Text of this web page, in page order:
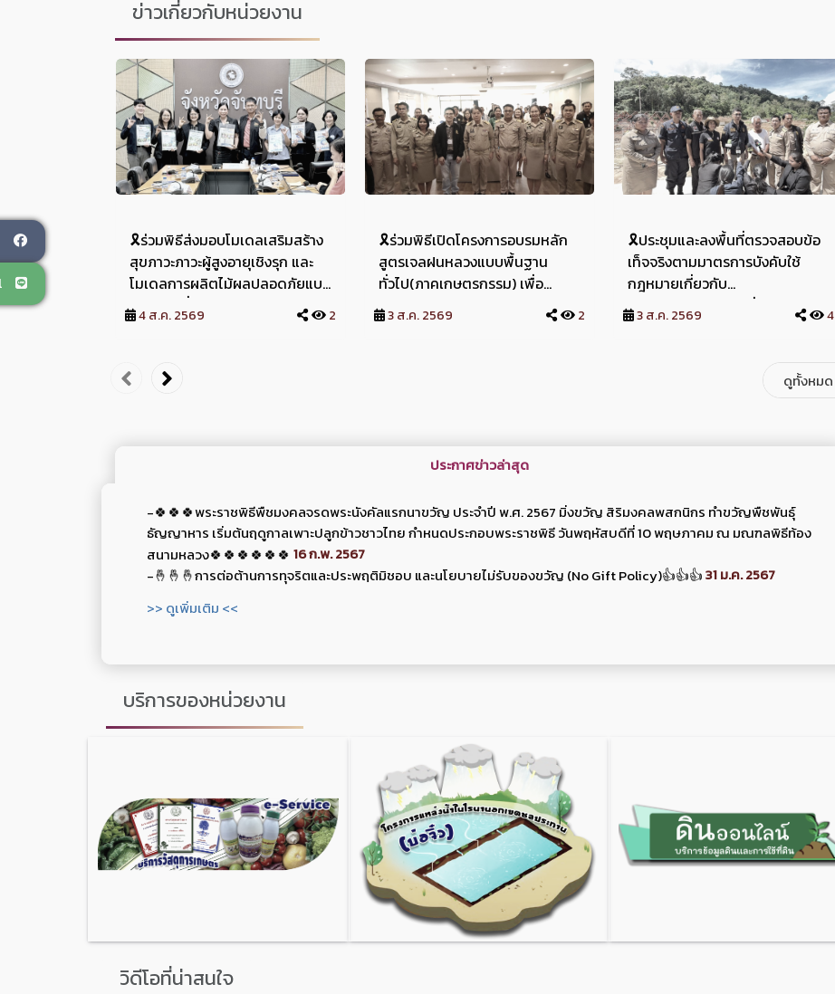
ข่าวเกี่ยวกับหน่วยงาน
🎗️ร่วมพิธีส่งมอบโมเดลเสริมสร้าง
สุขภาวะภาวะผู้สูงอายุเชิงรุก และ
โมเดลการผลิตไม้ผลปลอดภัยแบบ
ทดสอบเพื่อการบริโภคและจำหน่าย
อย่างยั่งยืนแก่ภาคียุทธศาสตร์เพื่อ
วันอังคารที่ 4 สิงหาคม 2569
4 ส.ค. 2569 2
🎗️ร่วมพิธีเปิดโครงการอบรมหลัก
สูตรเจลฝนหลวงแบบพื้นฐาน
ทั่วไป(ภาคเกษตรกรรม) เพื่อ
สนับสนุนการพัฒนาจังหวัดจันทบุรี
🎗️วันจันทร์ที่ ๓ สิงหาคม
3 ส.ค. 2569 2
🎗️ประชุมและลงพื้นที่ตรวจสอบข้อ
เท็จจริงตามมาตรการบังคับใช้
กฎหมายเกี่ยวกับ
ทรัพยากรธรรมชาติ สิ่งแวดล้อม
และภัยพิบัติ ประจำปีงบประมาณ
3 ส.ค. 2569 4
ดูทั้งหมด
ประกาศข่าวล่าสุด
-🍀🍀🍀พระราชพิธีพืชมงคลจรดพระนังคัลแรกนาขวัญ ประจำปี พ.ศ. 2567 มิ่งขวัญ สิริมงคลพสกนิกร ทำขวัญพืชพันธุ์
ธัญญาหาร เริ่มต้นฤดูกาลเพาะปลูกข้าวชาวไทย กำหนดประกอบพระราชพิธี วันพฤหัสบดีที่ 10 พฤษภาคม ณ มณฑลพิธีท้อง
สนามหลวง🍀🍀🍀🍀🍀🍀 16 ก.พ. 2567
-🤞🤞🤞การต่อต้านการทุจริตและประพฤติมิชอบ และนโยบายไม่รับของขวัญ (No Gift Policy)👍👍👍31 ม.ค. 2567
>> ดูเพิ่มเติม <<
บริการของหน่วยงาน
วิดีโอที่น่าสนใจ